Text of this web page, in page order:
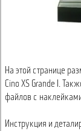
На этой странице
Cino XS Grande I.
файлов с
Инструкция и